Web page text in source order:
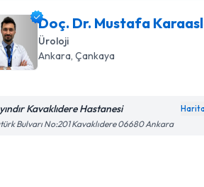
Doç. Dr. Mustafa
Üroloji
Ankara , Çankaya
Kavaklıdere Hastanesi
Bulvarı No:201 Kavaklıdere 06680 Ankara